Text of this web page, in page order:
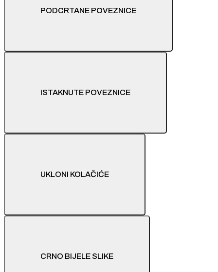
PODCRTANE POVEZNICE
ISTAKNUTE POVEZNICE
UKLONI KOLAČIĆE
CRNO BIJELE SLIKE